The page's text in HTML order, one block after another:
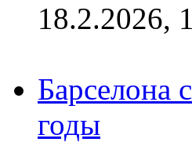
18.2.2026,
Барселона
годы